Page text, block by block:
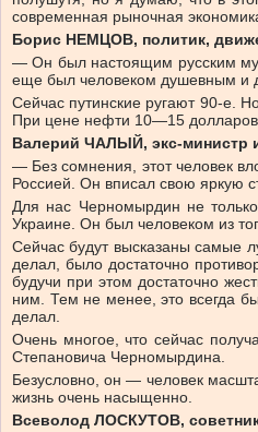
современная рыночная
Борис НЕМЦОВ, политик,
— Он был настоящим русским
еще был человеком душевным и
Сейчас путинские ругают 90-е.
При цене нефти 10—15 долларов
Валерий ЧАЛЫЙ, экс-министр
— Без сомнения, этот человек
Россией. Он вписал свою яркую
Для нас Черномырдин не
Украине. Он был человеком из
Сейчас будут высказаны самые
делал, было достаточно
будучи при этом достаточно
ним. Тем не менее, это всегда
делал.
Очень многое, что сейчас
Степановича Черномырдина.
Безусловно, он — человек
жизнь очень насыщенно.
Всеволод ЛОСКУТОВ,